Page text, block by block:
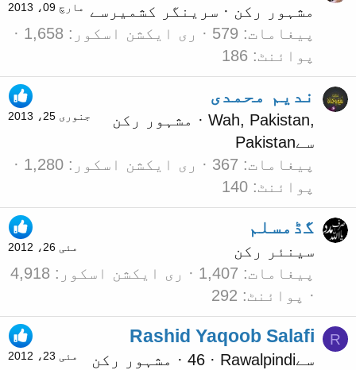
مارچ 09، 2013 مشہور رکن · سرینگر کشمیر سے
پیغامات
579 ری ایکشن اسکور
1,658
پوائنٹ 186
جنوری 25، 2013
ندیم محمدی
مشہور رکن · Wah, Pakistan,
Pakistanسے
پیغامات
367 ری ایکشن اسکور
1,280
پوائنٹ 140
مئی 26، 2012
گڈمسلم
سینئر رکن
پیغامات
1,407 ری ایکشن اسکور
4,918
پوائنٹ
292
R
مئی 23، 2012
Rashid Yaqoob Salafi
مشہور رکن · 46 · Rawalpindiسے